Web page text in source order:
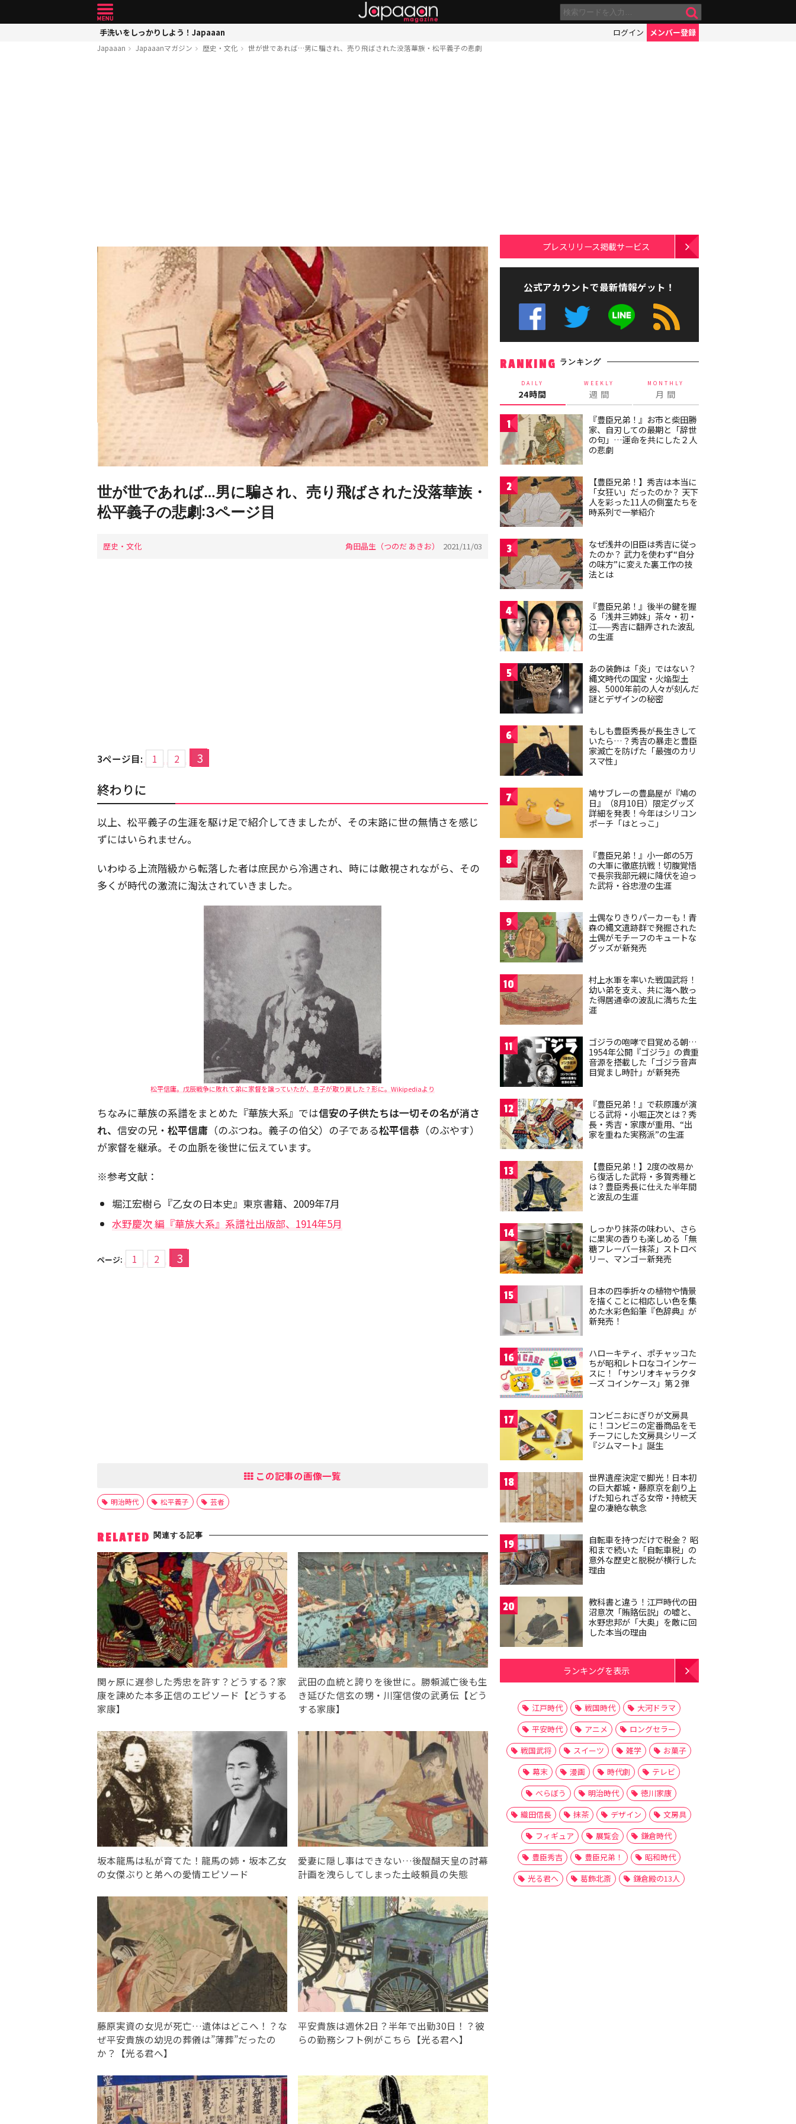
手洗いをしっかりしよう！Japaaan ログイン メンバー登録
Japaaan Japaaanマガジン 歴史・文化 世が世であれば…男に騙され、売り飛ばされた没落華族・松平義子の悲劇
世が世であれば…男に騙され、売り飛ばされた没落華族・
松平義子の悲劇:3ページ目
歴史・文化 角田晶生（つのだ あきお） 2021/11/03
3ページ目: 1 2 3
終わりに
以上、松平義子の生涯を駆け足で紹介してきましたが、その末路に世の無情さを感じ
ずにはいられません。
いわゆる上流階級から転落した者は庶民から冷遇され、時には敵視されながら、その
多くが時代の激流に淘汰されていきました。
松平信庸。戊辰戦争に敗れて弟に家督を譲っていたが、息子が取り戻した？形に。Wikipediaより
ちなみに華族の系譜をまとめた『華族大系』では信安の子供たちは一切その名が消さ
れ、 信安の兄・ 松平信庸 （のぶつね。義子の伯父）の子である松平信恭 （のぶやす）
が家督を継承。その血脈を後世に伝えています。
※参考文献：
堀江宏樹ら『乙女の日本史』東京書籍、2009年7月
水野慶次 編『華族大系』系譜社出版部、1914年5月
ページ: 1 2 3
この記事の画像一覧
明治時代 松平義子 芸者
RELATED 関連する記事
関ヶ原に遅参した秀忠を許す？どうする？家
康を諫めた本多正信のエピソード【どうする
家康】
武田の血統と誇りを後世に。勝頼滅亡後も生
き延びた信玄の甥・川窪信俊の武勇伝【どう
する家康】
坂本龍馬は私が育てた！龍馬の姉・坂本乙女
の女傑ぶりと弟への愛情エピソード
愛妻に隠し事はできない…後醍醐天皇の討幕
計画を洩らしてしまった土岐頼員の失態
藤原実資の女児が死亡…遺体はどこへ！？な
ぜ平安貴族の幼児の葬儀は”薄葬”だったの
か？【光る君へ】
平安貴族は週休2日？半年で出勤30日！？彼
らの勤務シフト例がこちら【光る君へ】
プレスリリース掲載サービス
公式アカウントで最新情報ゲット！
RANKING ランキング
DAILY
24時間
WEEKLY
週 間
MONTHLY
月 間
1
『豊臣兄弟！』お市と柴田勝
家、自刃しての最期と「辞世
の句」…運命を共にした２人
の悲劇
2
【豊臣兄弟！】秀吉は本当に
「女狂い」だったのか？ 天下
人を彩った11人の側室たちを
時系列で一挙紹介
3
なぜ浅井の旧臣は秀吉に従っ
たのか？ 武力を使わず“自分
の味方”に変えた裏工作の技
法とは
4
『豊臣兄弟！』後半の鍵を握
る「浅井三姉妹」茶々・初・
江——秀吉に翻弄された波乱
の生涯
5
あの装飾は「炎」ではない？
縄文時代の国宝・火焔型土
器、5000年前の人々が刻んだ
謎とデザインの秘密
6
もしも豊臣秀長が長生きして
いたら…？秀吉の暴走と豊臣
家滅亡を防げた「最強のカリ
スマ性」
7
鳩サブレーの豊島屋が『鳩の
日』（8月10日）限定グッズ
詳細を発表！今年はシリコン
ポーチ「はとっこ」
8
『豊臣兄弟！』小一郎の5万
の大軍に徹底抗戦！切腹覚悟
で長宗我部元親に降伏を迫っ
た武将・谷忠澄の生涯
9
土偶なりきりパーカーも！青
森の縄文遺跡群で発掘された
土偶がモチーフのキュートな
グッズが新発売
10
村上水軍を率いた戦国武将！
幼い弟を支え、共に海へ散っ
た得居通幸の波乱に満ちた生
涯
11
ゴジラの咆哮で目覚める朝…
1954年公開『ゴジラ』の貴重
音源を搭載した「ゴジラ音声
目覚まし時計」が新発売
12
『豊臣兄弟！』で萩原護が演
じる武将・小堀正次とは？秀
長・秀吉・家康が重用、“出
家を重ねた実務派”の生涯
13
【豊臣兄弟！】2度の改易か
ら復活した武将・多賀秀種と
は？豊臣秀長に仕えた半年間
と波乱の生涯
14
しっかり抹茶の味わい、さら
に果実の香りも楽しめる「無
糖フレーバー抹茶」ストロベ
リー、マンゴー新発売
15
日本の四季折々の植物や情景
を描くことに相応しい色を集
めた水彩色鉛筆『色辞典』が
新発売！
16
ハローキティ、ポチャッコた
ちが昭和レトロなコインケー
スに！「サンリオキャラクタ
ーズ コインケース」第２弾
17
コンビニおにぎりが文房具
に！コンビニの定番商品をモ
チーフにした文房具シリーズ
『ジムマート』誕生
18
世界遺産決定で脚光！日本初
の巨大都城・藤原京を創り上
げた知られざる女帝・持統天
皇の凄絶な執念
19
自転車を持つだけで税金？ 昭
和まで続いた「自転車税」の
意外な歴史と脱税が横行した
理由
20
教科書と違う！江戸時代の田
沼意次「賄賂伝説」の嘘と、
水野忠邦が「大奥」を敵に回
した本当の理由
ランキングを表示
江戸時代 戦国時代
大河ドラマ
平安時代
アニメ
ロングセラー
戦国武将
スイーツ 雑学
お菓子
幕末
漫画 時代劇
テレビ
べらぼう
明治時代
徳川家康
織田信長
抹茶 デザイン
文房具
フィギュア
展覧会
鎌倉時代
豊臣秀吉
豊臣兄弟！
昭和時代
光る君へ
葛飾北斎 鎌倉殿の13人